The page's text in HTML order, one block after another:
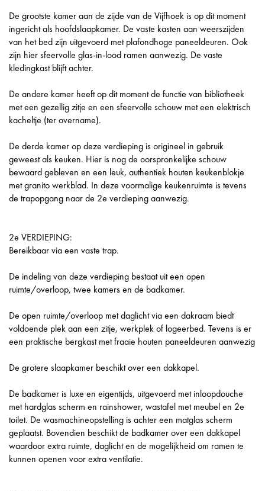
De grootste kamer aan de zijde van de Vijfhoek is op dit moment
ingericht als hoofdslaapkamer. De vaste kasten aan weerszijden
van het bed zijn uitgevoerd met plafondhoge paneeldeuren. Ook
zijn hier sfeervolle glas-in-lood ramen aanwezig. De vaste
kledingkast blijft achter.
De andere kamer heeft op dit moment de functie van bibliotheek
met een gezellig zitje en een sfeervolle schouw met een elektrisch
kacheltje (ter overname).
De derde kamer op deze verdieping is origineel in gebruik
geweest als keuken. Hier is nog de oorspronkelijke schouw
bewaard gebleven en een leuk, authentiek houten keukenblokje
met granito werkblad. In deze voormalige keukenruimte is tevens
de trapopgang naar de 2e verdieping aanwezig.
2e VERDIEPING:
Bereikbaar via een vaste trap.
De indeling van deze verdieping bestaat uit een open
ruimte/overloop, twee kamers en de badkamer.
De open ruimte/overloop met daglicht via een dakraam biedt
voldoende plek aan een zitje, werkplek of logeerbed. Tevens is er
een praktische bergkast met fraaie houten paneeldeuren aanwezig
De grotere slaapkamer beschikt over een dakkapel.
De badkamer is luxe en eigentijds, uitgevoerd met inloopdouche
met hardglas scherm en rainshower, wastafel met meubel en 2e
toilet. De wasmachineopstelling is achter een matglas scherm
geplaatst. Bovendien beschikt de badkamer over een dakkapel
waardoor extra ruimte, daglicht en de mogelijkheid om ramen te
kunnen openen voor extra ventilatie.